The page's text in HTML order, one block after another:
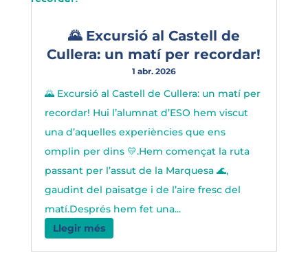
🌄 Excursió al Castell de
Cullera: un matí per recordar!
1 abr. 2026
🌄 Excursió al Castell de Cullera: un matí per
recordar! Hui l’alumnat d’ESO hem viscut
una d’aquelles experiències que ens
omplin per dins 💛.Hem començat la ruta
passant per l’assut de la Marquesa 🌊,
gaudint del paisatge i de l’aire fresc del
matí.Després hem fet una...
Llegir més